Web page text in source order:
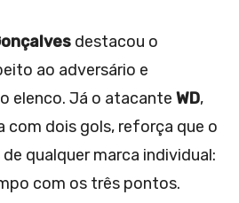
destacou o
ao adversário e
elenco. Já o atacante WD,
com dois gols, reforça que o
qualquer marca individual:
com os três pontos.